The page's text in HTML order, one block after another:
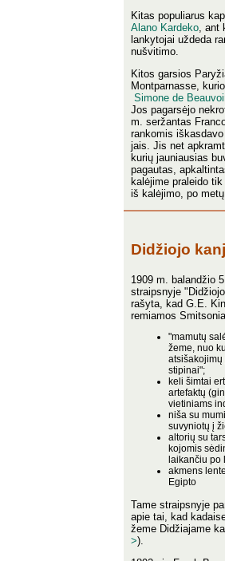
Kitas populiarus
Alano Kardeko ,
lankytojai uždeda
nušvitimo.
Kitos garsios
Montparnasse,
Simone de
Jos pagarsėjo
m. seržantas
rankomis
jais. Jis net
kurių jauniausias
pagautas,
kalėjime praleido
iš kalėjimo, po metų
Didžiojo
1909 m. balandžio
straipsnyje
rašyta, kad G.E.
remiamos
"mamutų
žeme, nuo
atsišakojimų
stipinai";
keli šimtai
artefaktų
vietiniams
niša su
suvyniotų į
altorių su
kojomis
laikančiu po
akmens
Egipto
Tame straipsnyje
apie tai, kad
žeme Didžiajame
>).